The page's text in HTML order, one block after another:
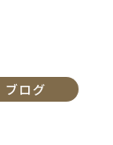
ブログ